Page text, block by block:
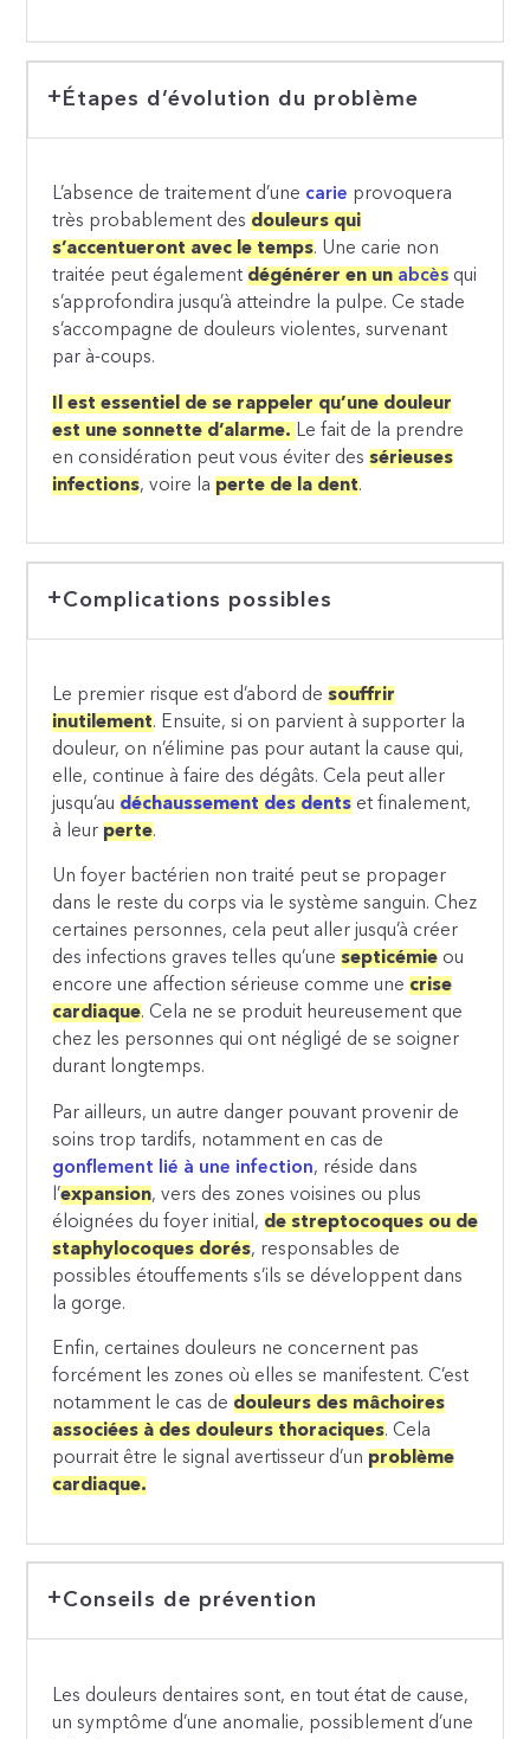
Étapes d’évolution du problème
L’absence de traitement d’une carie provoquera
très probablement des douleurs qui
s’accentueront avec le temps. Une carie non
traitée peut également dégénérer en un abcès qui
s’approfondira jusqu’à atteindre la pulpe. Ce stade
s’accompagne de douleurs violentes, survenant
par à-coups.
Il est essentiel de se rappeler qu’une douleur
est une sonnette d’alarme. Le fait de la prendre
en considération peut vous éviter dessérieuses
infections, voire la perte de la dent.
Complications possibles
Le premier risque est d’abord desouffrir
inutilement. Ensuite, si on parvient à supporter la
douleur, on n’élimine pas pour autant la cause qui,
elle, continue à faire des dégâts. Cela peut aller
jusqu’au déchaussement des dents et finalement,
à leur perte.
Un foyer bactérien non traité peut se propager
dans le reste du corps via le système sanguin. Chez
certaines personnes, cela peut aller jusqu’à créer
des infections graves telles qu’unesepticémie ou
encore une affection sérieuse comme une crise
cardiaque. Cela ne se produit heureusement que
chez les personnes qui ont négligé de se soigner
durant longtemps.
Par ailleurs, un autre danger pouvant provenir de
soins trop tardifs, notamment en cas de
gonflement lié à une infection, réside dans
l’expansion, vers des zones voisines ou plus
éloignées du foyer initial, de streptocoques ou de
staphylocoques dorés, responsables de
possibles étouffements s’ils se développent dans
la gorge.
Enfin, certaines douleurs ne concernent pas
forcément les zones où elles se manifestent. C’est
notamment le cas de douleurs des mâchoires
associées à des douleurs thoraciques. Cela
pourrait être le signal avertisseur d’un problème
cardiaque.
Conseils de prévention
Les douleurs dentaires sont, en tout état de cause,
un symptôme d’une anomalie, possiblement d’une